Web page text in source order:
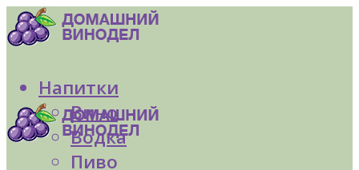
Напитки
Вино
Водка
Пиво